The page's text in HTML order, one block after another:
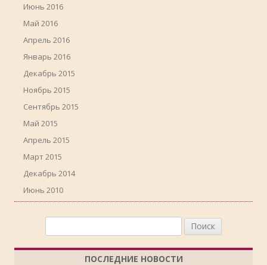
Июнь 2016
Май 2016
Апрель 2016
Январь 2016
Декабрь 2015
Ноябрь 2015
Сентябрь 2015
Май 2015
Апрель 2015
Март 2015
Декабрь 2014
Июнь 2010
ПОСЛЕДНИЕ НОВОСТИ